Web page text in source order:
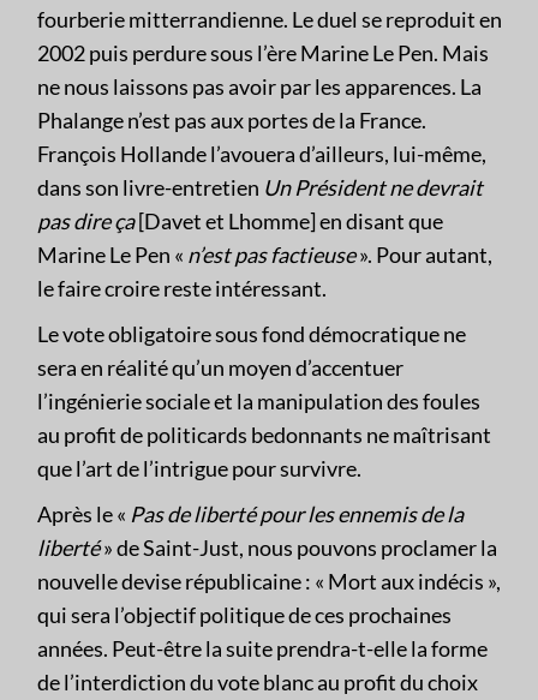
fourberie mitterrandienne. Le duel se reproduit en
2002 puis perdure sous l’ère Marine Le Pen. Mais
ne nous laissons pas avoir par les apparences. La
Phalange n’est pas aux portes de la France.
François Hollande l’avouera d’ailleurs, lui-même,
dans son livre-entretien Un Président ne devrait
pas dire ça[Davet et Lhomme] en disant que
Marine Le Pen « n’est pas factieuse». Pour autant,
le faire croire reste intéressant.
Le vote obligatoire sous fond démocratique ne
sera en réalité qu’un moyen d’accentuer
l’ingénierie sociale et la manipulation des foules
au profit de politicards bedonnants ne maîtrisant
que l’art de l’intrigue pour survivre.
Après le « Pas de liberté pour les ennemis de la
liberté» de Saint-Just, nous pouvons proclamer la
nouvelle devise républicaine : « Mort aux indécis »,
qui sera l’objectif politique de ces prochaines
années. Peut-être la suite prendra-t-elle la forme
de l’interdiction du vote blanc au profit du choix